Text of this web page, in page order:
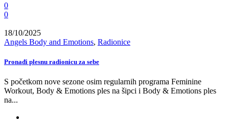
0
0
18/10/2025
Angels Body and Emotions, Radionice
Pronađi plesnu radionicu za sebe
S početkom nove sezone osim regularnih programa Feminine
Workout, Body & Emotions ples na šipci i Body & Emotions ples
na...